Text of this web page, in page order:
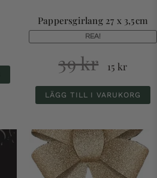
Pappersgirlang 27 x 3,5cm
REA!
39kr 15 kr
LÄGG TILL I VARUKORG